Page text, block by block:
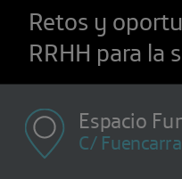
Retos y
RRHH para
Espacio
C/